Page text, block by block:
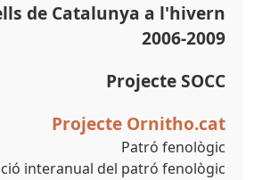
de Catalunya a l'hivern
2006-2009
Projecte SOCC
Projecte Ornitho.cat
Patró fenològic
interanual del patró fenològic